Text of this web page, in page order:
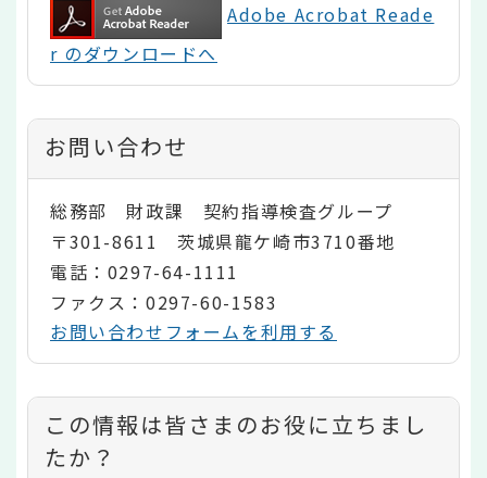
Adobe Acrobat Reade
r のダウンロードへ
お問い合わせ
総務部 財政課 契約指導検査グループ
〒301-8611 茨城県龍ケ崎市3710番地
電話：0297-64-1111
ファクス：0297-60-1583
お問い合わせフォームを利用する
コ
ン
この情報は皆さまのお役に立ちまし
たか？